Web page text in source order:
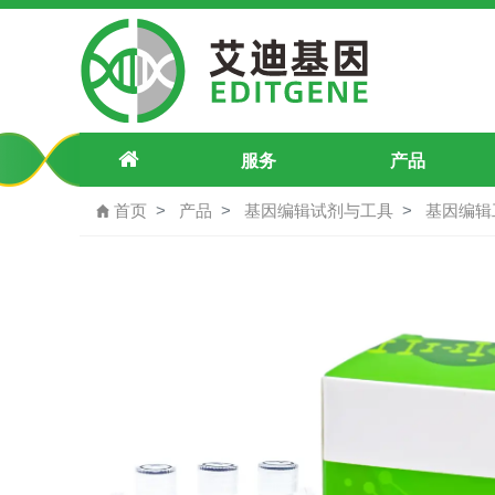
pU6-LCP1(c.1086G>C（p.L362F）
服务 产品
首页 产品 基因编辑试剂与工具 基因编